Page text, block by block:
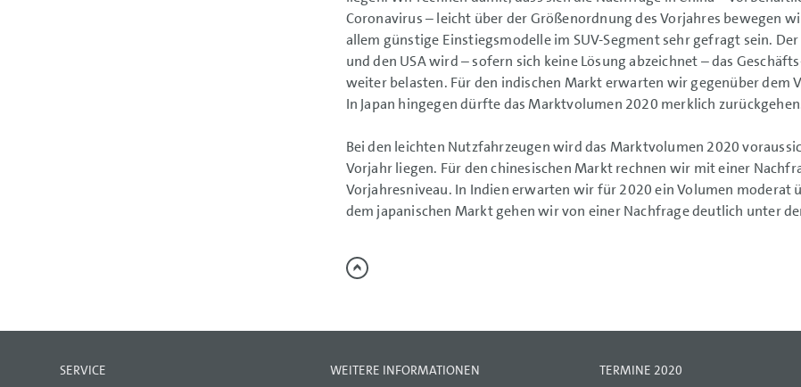
Coronavirus – leicht über der Größenordnung des Vorjahres bewegen
allem günstige Einstiegsmodelle im SUV-Segment sehr gefragt sein.
und den USA wird – sofern sich keine Lösung abzeichnet – das
weiter belasten. Für den indischen Markt erwarten wir gegenüber dem
In Japan hingegen dürfte das Marktvolumen 2020 merklich
Bei den leichten Nutzfahrzeugen wird das Marktvolumen 2020
Vorjahr liegen. Für den chinesischen Markt rechnen wir mit einer
Vorjahresniveau. In Indien erwarten wir für 2020 ein Volumen moderat
dem japanischen Markt gehen wir von einer Nachfrage deutlich unter
SERVICE WEITERE INFORMATIONEN TERMINE 2020